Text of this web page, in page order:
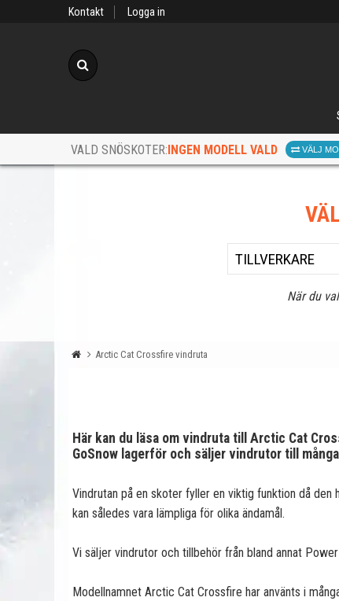
Kontakt Logga in
VALD SNÖSKOTER:INGEN MODELL VALD VÄLJ
När du
Arctic Cat Crossfire vindruta
Här kan du läsa om vindruta till Arctic Cat
GoSnow lagerför och säljer vindrutor till
Vindrutan på en skoter fyller en viktig funktion då
kan således vara lämpliga för olika ändamål.
Vi säljer vindrutor och tillbehör från bland annat
Modellnamnet Arctic Cat Crossfire har använts i